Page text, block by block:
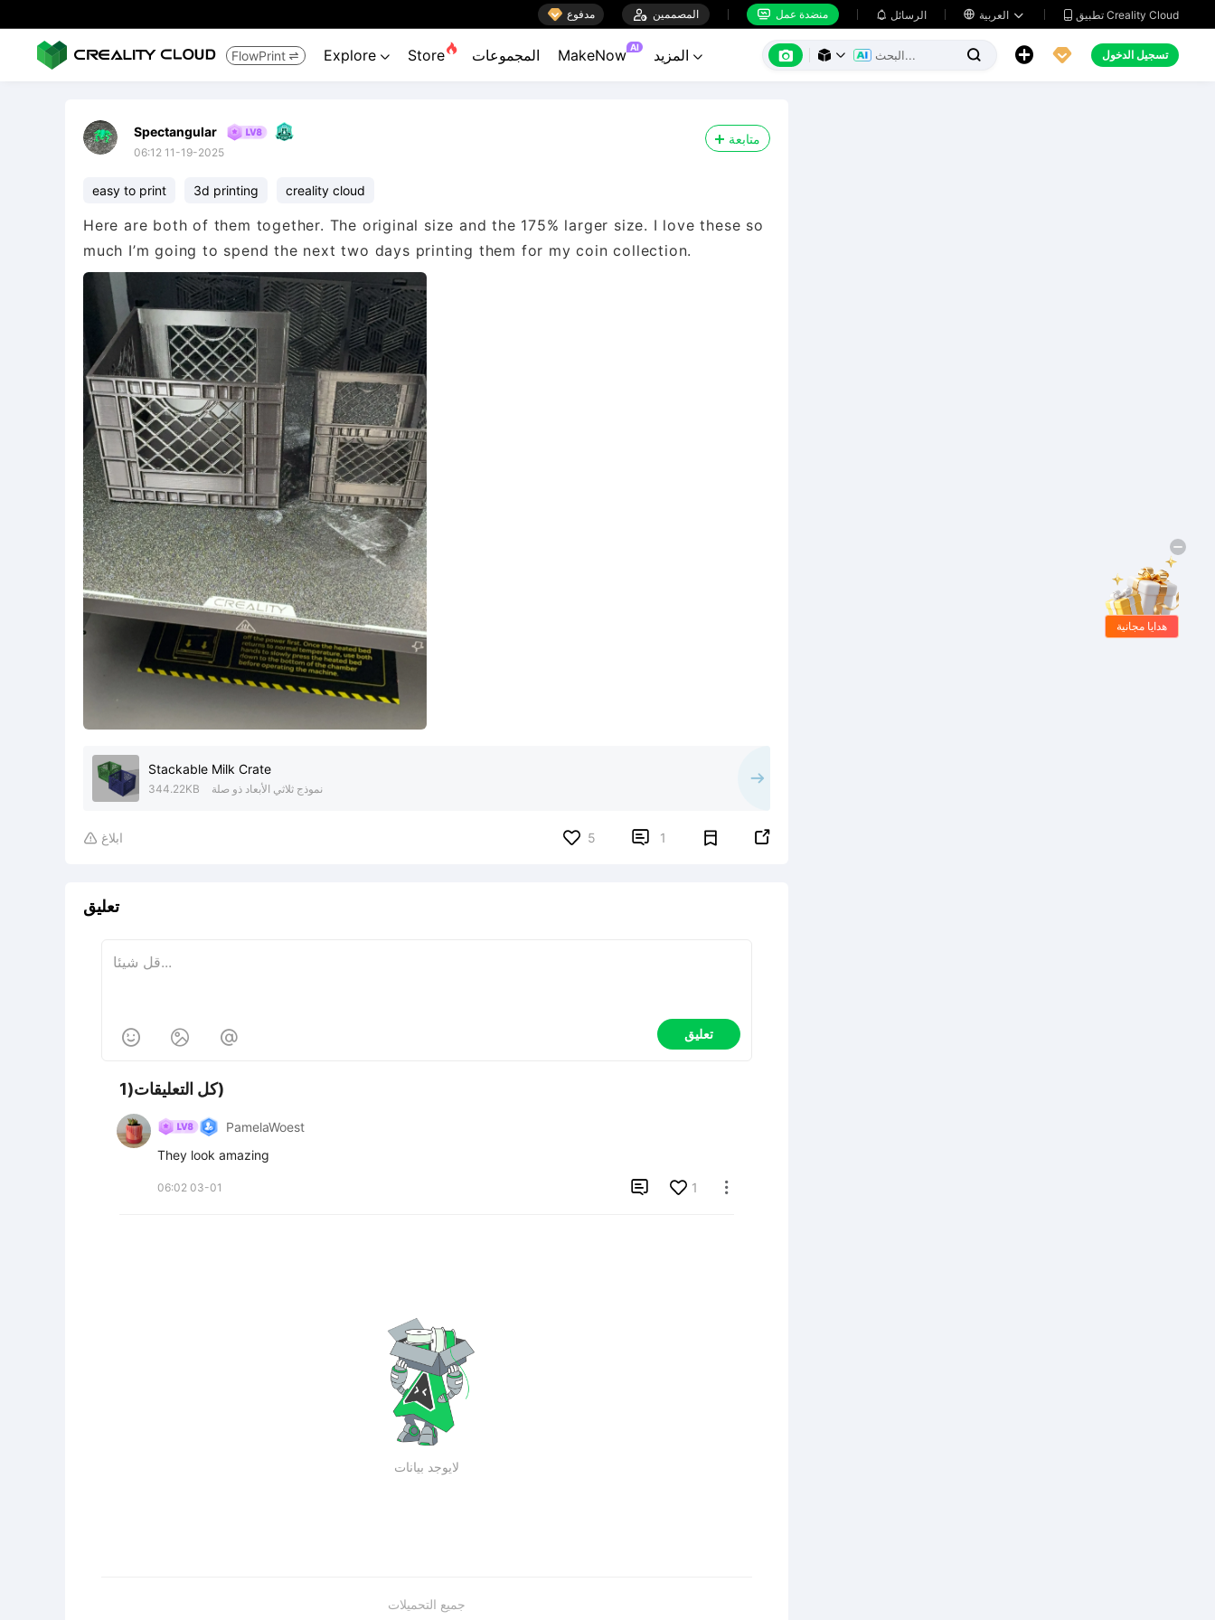
 مدفوع  المصممين  منضدة عمل  الرسائل    تطبيق Creality Cloud
FlowPrint  Explore  Store المجموعات MakeNow AI
       تسجيل الدخول
Spectangular
06:12 11-19-2025
متابعة
easy to print 3d printing creality cloud
Here are both of them together. The original size and the 175% larger size. I love these so
much I’m going to spend the next two days printing them for my coin collection.
Stackable Milk Crate
344.22KB نموذج ثلاثي الأبعاد ذو صلة
 ابلاغ 5  1 
تعليق
   تعليق
كل التعليقات(1)
PamelaWoest
They look amazing
06:02 03-01  1 
لايوجد بيانات
جميع التحميلات
هدايا مجانية